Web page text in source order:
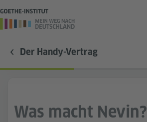
Der Handy-Vertrag
Was macht Nevin?